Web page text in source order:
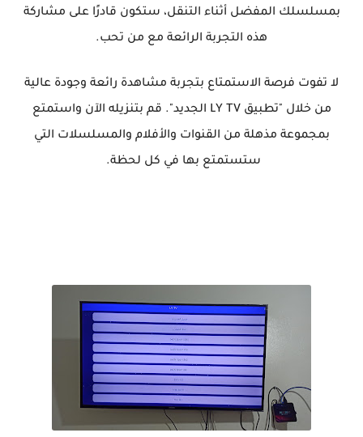
بمسلسلك المفضل أثناء التنقل، ستكون قادرًا على مشاركة
هذه التجربة الرائعة مع من تحب.
لا تفوت فرصة الاستمتاع بتجربة مشاهدة رائعة وجودة عالية
من خلال "تطبيق LY TV الجديد". قم بتنزيله الآن واستمتع
بمجموعة مذهلة من القنوات والأفلام والمسلسلات التي
ستستمتع بها في كل لحظة.